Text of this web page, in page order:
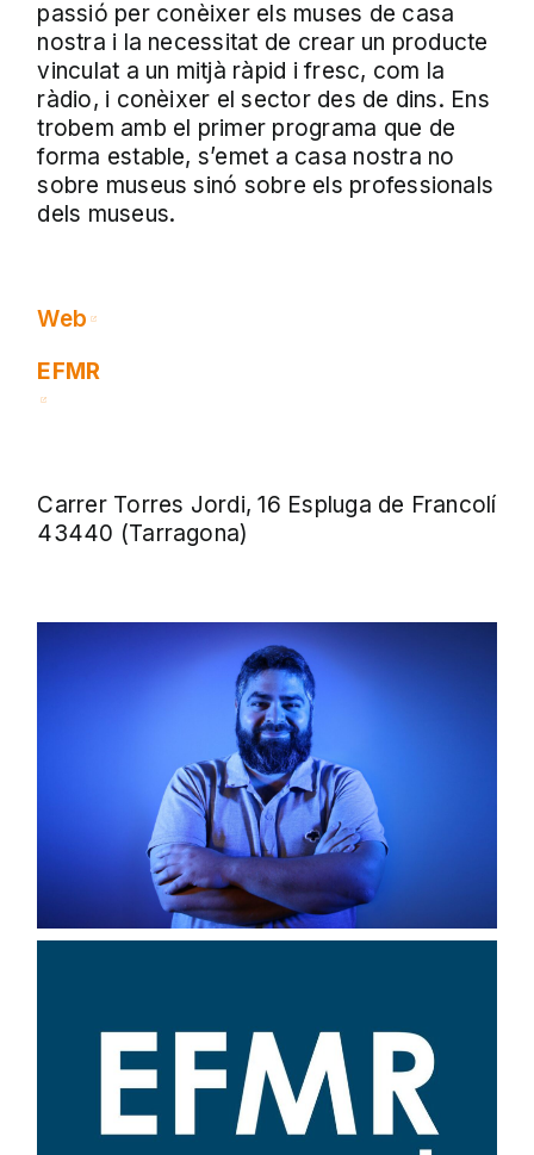
passió per conèixer els muses de casa
nostra i la necessitat de crear un producte
vinculat a un mitjà ràpid i fresc, com la
ràdio, i conèixer el sector des de dins. Ens
trobem amb el primer programa que de
forma estable, s’emet a casa nostra no
sobre museus sinó sobre els professionals
dels museus.
Web
EFMR
Carrer Torres Jordi, 16 Espluga de Francolí
43440 (Tarragona)